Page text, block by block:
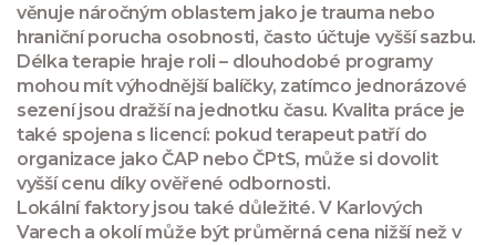
věnuje náročným oblastem jako je trauma nebo
hraniční porucha osobnosti, často účtuje vyšší sazbu.
Délka terapie hraje roli – dlouhodobé programy
mohou mít výhodnější balíčky, zatímco jednorázové
sezení jsou dražší na jednotku času. Kvalita práce je
také spojena s licencí: pokud terapeut patří do
organizace jako ČAP nebo ČPtS, může si dovolit
vyšší cenu díky ověřené odbornosti.
Lokální faktory jsou také důležité. V Karlových
Varech a okolí může být průměrná cena nižší než v